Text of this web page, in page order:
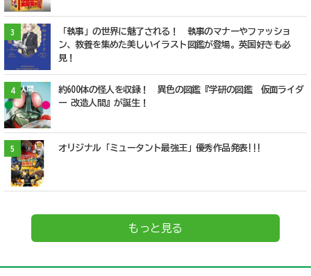
3
「執事」の世界に魅了される！ 執事のマナーやファッショ
ン、教養を集めた美しいイラスト図鑑が登場。英国好きも必
見！
4
約600体の怪人を収録！ 異色の図鑑『学研の図鑑 仮面ライダ
ー 改造人間』が誕生！
5 オリジナル「ミュータント最強王」優秀作品発表!!!
もっと見る